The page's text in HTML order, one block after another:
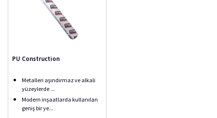
PU Construction
Metalleri aşındırmaz ve alkali
yüzeylerde ...
Modern inşaatlarda kullanılan
geniş bir ye...